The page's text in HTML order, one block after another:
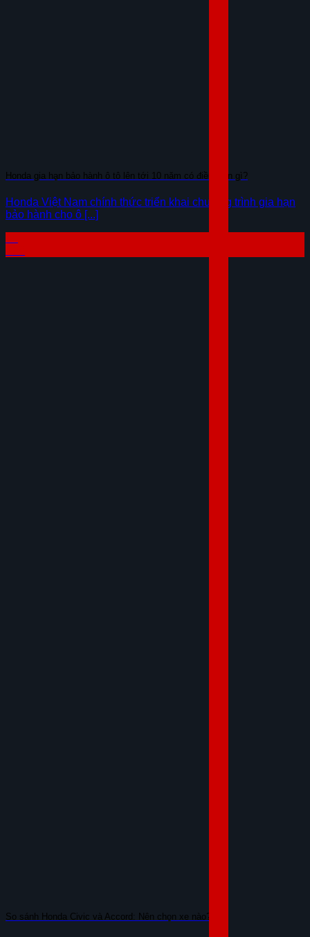
Honda gia hạn bảo hành ô tô lên tới 10 năm có điều kiện gì?
Honda Việt Nam chính thức triển khai chương trình gia hạn
bảo hành cho ô [...]
So sánh Honda Civic và Accord: Nên chọn xe nào?